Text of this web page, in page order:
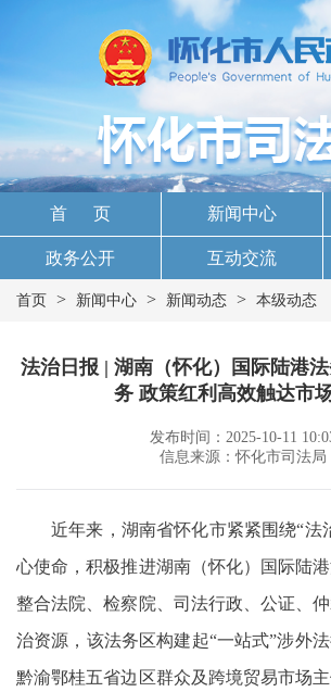
首 页 新闻中心
政务公开 互动交流
首页 > 新闻中心 > 新闻动态 > 本级动态
法治日报 | 湖南（怀化）国际陆港
务 政策红利高效触达市
发布时间：2025-10-11
信息来源：怀化市司法局
近年来，湖南省怀化市紧紧围绕“法
心使命，积极推进湖南（怀化）国际陆
整合法院、检察院、司法行政、公证、
治资源，该法务区构建起“一站式”涉外
黔渝鄂桂五省边区群众及跨境贸易市场